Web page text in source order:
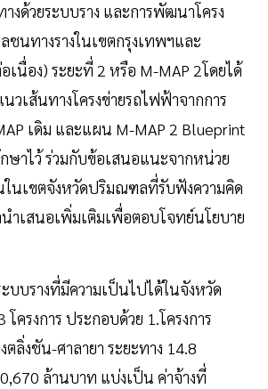
างด้วยระบบราง และการพัฒนาโครง
ชนทางรางในเขตกรุงเทพฯและ
อง) ระยะที่ 2 หรือ M-MAP 2โดยได้
วเส้นทางโครงข่ายรถไฟฟ้าจากการ
เดิม และแผน M-MAP 2 Blueprint
กษาไว้ ร่วมกับข้อเสนอแนะจากหน่วย
นเขตจังหวัดปริมณฑลที่รับฟังความคิด
ำเสนอเพิ่มเติมเพื่อตอบโจทย์นโยบาย
บบรางที่มีความเป็นไปได้ในจังหวัด
ครงการ ประกอบด้วย 1.โครงการ
ตลิ่งชัน-ศาลายา ระยะทาง 14.8
ล้านบาท แบ่งเป็น ค่าจ้างที่